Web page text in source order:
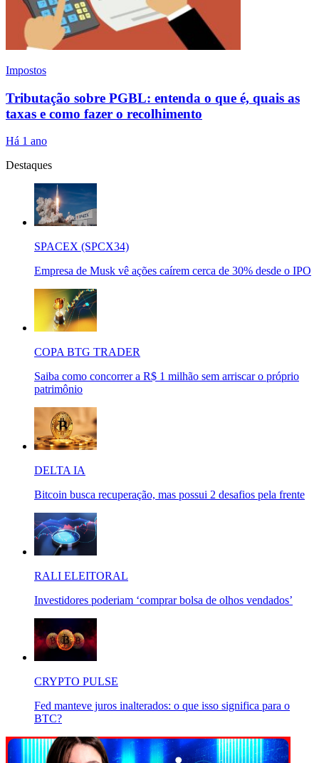
Impostos
Tributação sobre PGBL: entenda o que é, quais as
taxas e como fazer o recolhimento
Há 1 ano
Destaques
SPACEX (SPCX34)
Empresa de Musk vê ações caírem cerca de 30% desde o IPO
COPA BTG TRADER
Saiba como concorrer a R$ 1 milhão sem arriscar o próprio
patrimônio
DELTA IA
Bitcoin busca recuperação, mas possui 2 desafios pela frente
RALI ELEITORAL
Investidores poderiam ‘comprar bolsa de olhos vendados’
CRYPTO PULSE
Fed manteve juros inalterados: o que isso significa para o
BTC?